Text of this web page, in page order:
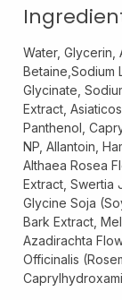
Formulasi
Water,
Betaine,Sodium
Glycinate,
Extract,
Panthenol,
NP, Allantoin,
Althaea Rosea
Extract, Swertia
Glycine Soja
Bark Extract,
Azadirachta
Officinalis